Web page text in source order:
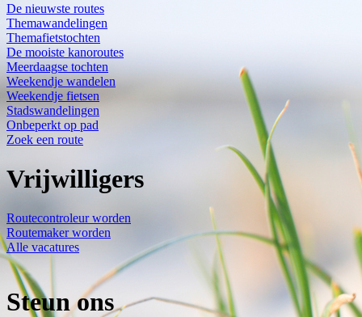
De nieuwste routes
Themawandelingen
Themafietstochten
De mooiste kanoroutes
Meerdaagse tochten
Weekendje wandelen
Weekendje fietsen
Stadswandelingen
Onbeperkt op pad
Zoek een route
Vrijwilligers
Routecontroleur worden
Routemaker worden
Alle vacatures
Steun ons